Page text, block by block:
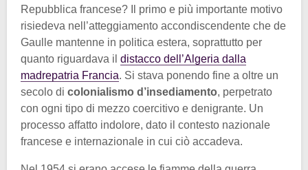
Repubblica francese? Il primo e più importante motivo
risiedeva nell’atteggiamento accondiscendente che de
Gaulle mantenne in politica estera, soprattutto per
quanto riguardava il distacco dell’Algeria dalla
madrepatria Francia. Si stava ponendo fine a oltre un
secolo di colonialismo d’insediamento, perpetrato
con ogni tipo di mezzo coercitivo e denigrante. Un
processo affatto indolore, dato il contesto nazionale
francese e internazionale in cui ciò accadeva.